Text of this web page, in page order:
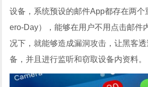
设备，系统预设的邮件App都存在两个
ero-Day），能够在用户不用点击邮件
况下，就能够造成漏洞攻击，让黑客
备，并且进行监听和窃取设备内资料。